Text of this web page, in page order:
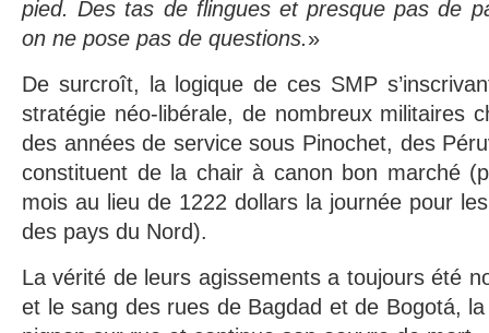
pied. Des tas de flingues et presque pas de
on ne pose pas de questions.»
De surcroît, la logique de ces SMP
stratégie néo-libérale, de nombreux militaires
des années de service sous Pinochet, des
constituent de la chair à canon bon marché
mois au lieu de 1222 dollars la journée pour
des pays du Nord).
La vérité de leurs agissements a toujours été
et le sang des rues de Bagdad et de Bogotá,